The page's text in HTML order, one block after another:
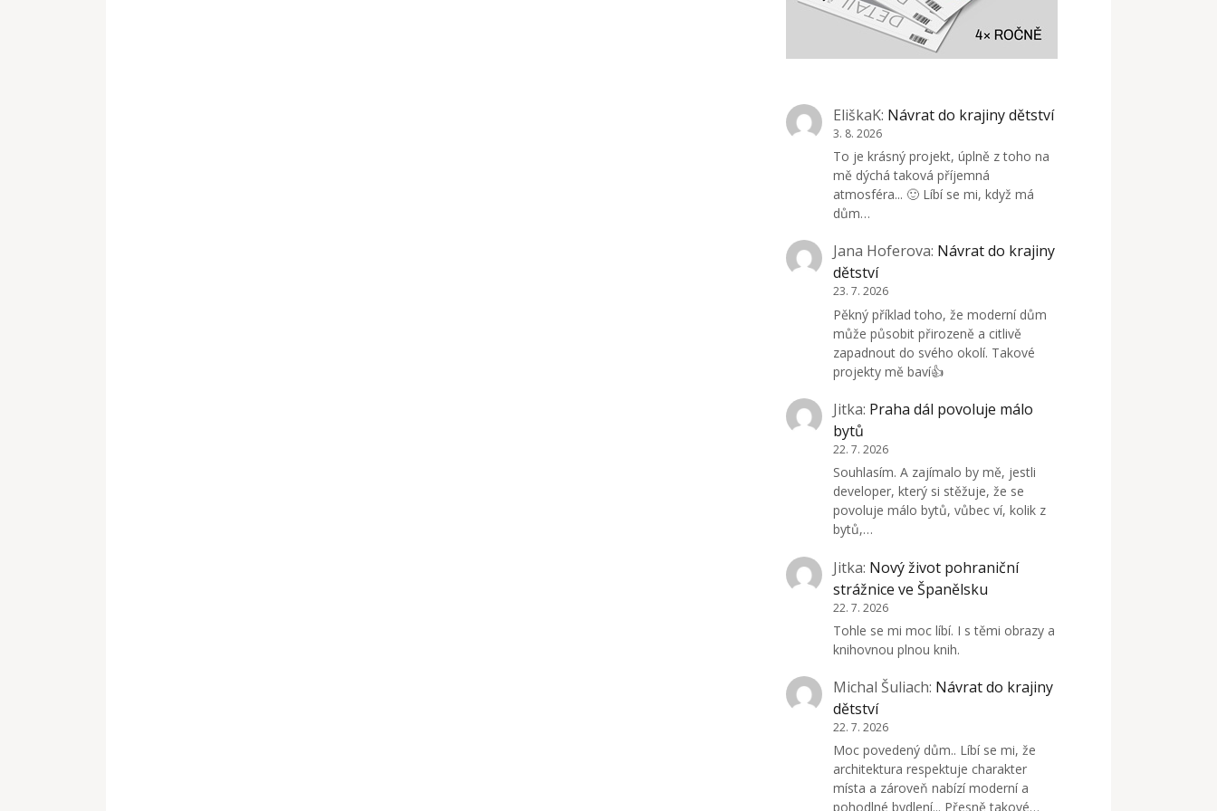
EliškaK: Návrat do krajiny dětství
3. 8. 2026
To je krásný projekt, úplně z toho na
mě dýchá taková příjemná
atmosféra... 🙂 Líbí se mi, když má
dům…
Jana Hoferova: Návrat do krajiny
dětství
23. 7. 2026
Pěkný příklad toho, že moderní dům
může působit přirozeně a citlivě
zapadnout do svého okolí. Takové
projekty mě baví👍
Jitka: Praha dál povoluje málo
bytů
22. 7. 2026
Souhlasím. A zajímalo by mě, jestli
developer, který si stěžuje, že se
povoluje málo bytů, vůbec ví, kolik z
bytů,…
Jitka: Nový život pohraniční
strážnice ve Španělsku
22. 7. 2026
Tohle se mi moc líbí. I s těmi obrazy a
knihovnou plnou knih.
Michal Šuliach: Návrat do krajiny
dětství
22. 7. 2026
Moc povedený dům.. Líbí se mi, že
architektura respektuje charakter
místa a zároveň nabízí moderní a
pohodlné bydlení... Přesně takové…